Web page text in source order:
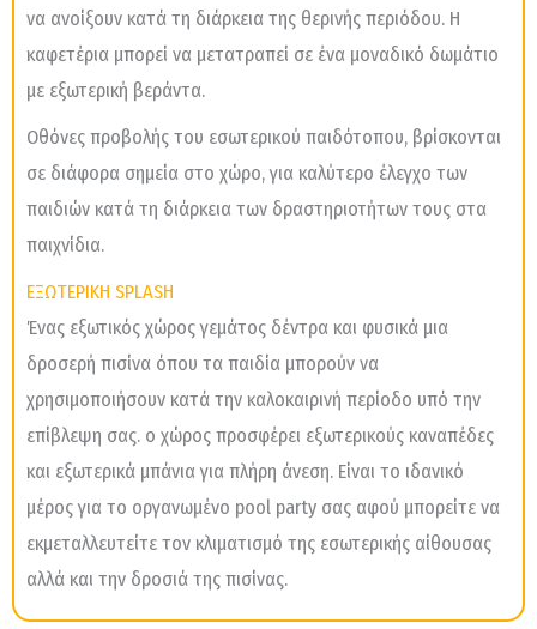
να ανοίξουν κατά τη διάρκεια της θερινής περιόδου. Η
καφετέρια μπορεί να μετατραπεί σε ένα μοναδικό δωμάτιο
με εξωτερική βεράντα.
Οθόνες προβολής του εσωτερικού παιδότοπου, βρίσκονται
σε διάφορα σημεία στο χώρο, για καλύτερο έλεγχο των
παιδιών κατά τη διάρκεια των δραστηριοτήτων τους στα
παιχνίδια.
ΕΞΩΤΕΡΙΚΗ SPLASH
Ένας εξωτικός χώρος γεμάτος δέντρα και φυσικά μια
δροσερή πισίνα όπου τα παιδία μπορούν να
χρησιμοποιήσουν κατά την καλοκαιρινή περίοδο υπό την
επίβλεψη σας. ο χώρος προσφέρει εξωτερικούς καναπέδες
και εξωτερικά μπάνια για πλήρη άνεση. Είναι το ιδανικό
μέρος για το οργανωμένο pool party σας αφού μπορείτε να
εκμεταλλευτείτε τον κλιματισμό της εσωτερικής αίθουσας
αλλά και την δροσιά της πισίνας.